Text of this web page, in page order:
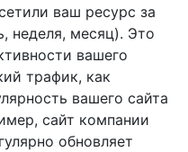
ваш ресурс за
неделя, месяц). Это
вашего
трафик, как
вашего сайта
сайт компании
обновляет